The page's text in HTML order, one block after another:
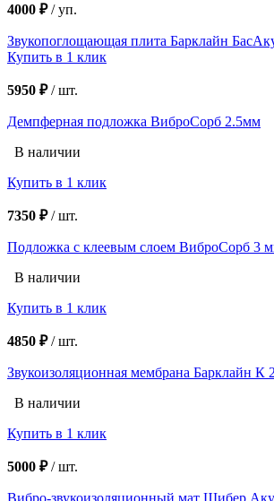
4000 ₽/уп.
Звукопоглощающая плита Барклайн
Купить в 1 клик
5950 ₽/шт.
Демпферная подложка ВиброСорб 2.5мм
В наличии
Купить в 1 клик
7350 ₽/шт.
Подложка с клеевым слоем ВиброСорб 3
В наличии
Купить в 1 клик
4850 ₽/шт.
Звукоизоляционная мембрана Барклайн К
В наличии
Купить в 1 клик
5000 ₽/шт.
Вибро-звукоизоляционный мат Шибер